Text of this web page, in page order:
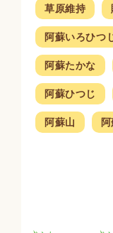
草原維持
阿蘇いろひつ
阿蘇たかな
阿蘇ひつじ
阿蘇山